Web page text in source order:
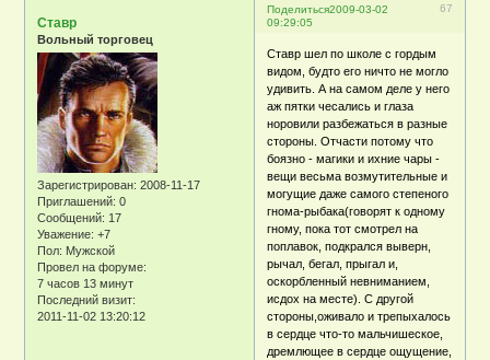
Поделиться 67
2009-03-02
09:29:05
Ставр
Вольный торговец
Зарегистрирован: 2008-11-17
Приглашений: 0
Сообщений: 17
Уважение: +7
Пол: Мужской
Провел на форуме:
7 часов 13 минут
Последний визит:
2011-11-02 13:20:12
Ставр шел по школе с гордым
видом, будто его ничто не могло
удивить. А на самом деле у него
аж пятки чесались и глаза
норовили разбежаться в разные
стороны. Отчасти потому что
боязно - магики и ихние чары -
вещи весьма возмутительные и
могущие даже самого степеного
гнома-рыбака(говорят к одному
гному, пока тот смотрел на
поплавок, подкрался выверн,
рычал, бегал, прыгал и,
оскорбленный невниманием,
исдох на месте). С другой
стороны,оживало и трепыхалось
в сердце что-то мальчишеское,
дремлющее в сердце ощущение,